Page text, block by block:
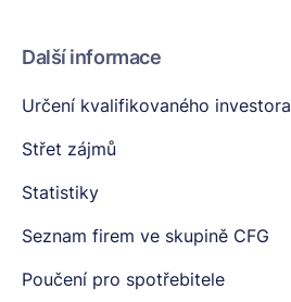
Další informace
Určení kvalifikovaného investora
Střet zájmů
Statistiky
Seznam firem ve skupině CFG
Poučení pro spotřebitele